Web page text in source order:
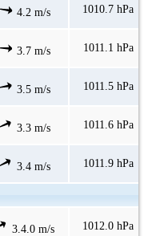
4.2 m/s 1010.7 hPa
3.7 m/s 1011.1 hPa
3.5 m/s 1011.5 hPa
3.3 m/s 1011.6 hPa
3.4 m/s 1011.9 hPa
3.4.0 m/s 1012.0 hPa